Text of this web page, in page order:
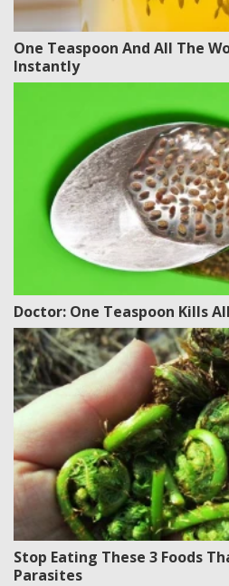
One Teaspoon And All The
Instantly
Doctor: One Teaspoon Kills
Stop Eating These 3 Foods
Parasites